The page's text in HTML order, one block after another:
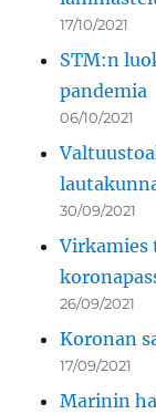
17/10/2021
STM:n
pandemia
06/10/2021
30/09/2021
26/09/2021
Koronan
17/09/2021
Marinin